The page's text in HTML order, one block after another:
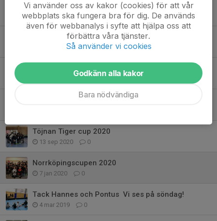
Seriespelet börjar närma sig slutet
15 mar 2025 0
September månad börjar närma sig sitt slut
23 sep 2024 1
Säsongen 24/25
Töjnan Tiger cup 2020
13 sep 2020 0
Norrköpingscupen 2020
7 jan 2020 0
Tack Hannes och Pontus  Vi ses på söndag!
4 mar 2019 0
Vi använder oss av kakor (cookies) för att vår
webbplats ska fungera bra för dig. De används
även för webbanalys i syfte att hjälpa oss att
förbättra våra tjänster.
Så använder vi cookies
Godkänn alla kakor
Bara nödvändiga